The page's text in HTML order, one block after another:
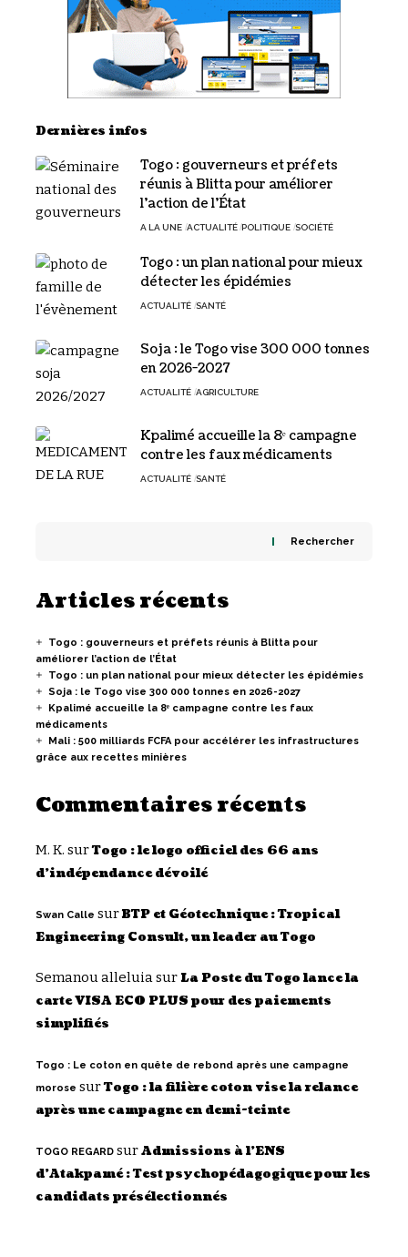
Dernières infos
Togo : gouverneurs et préfets
réunis à Blitta pour améliorer
l’action de l’État
A LA UNE ACTUALITÉ POLITIQUE SOCIÉTÉ
Togo : un plan national pour mieux
détecter les épidémies
ACTUALITÉ SANTÉ
Soja : le Togo vise 300 000 tonnes
en 2026-2027
ACTUALITÉ AGRICULTURE
Kpalimé accueille la 8ᵉ campagne
contre les faux médicaments
ACTUALITÉ SANTÉ
Rechercher
Articles récents
Togo : gouverneurs et préfets réunis à Blitta pour
améliorer l’action de l’État
Togo : un plan national pour mieux détecter les épidémies
Soja : le Togo vise 300 000 tonnes en 2026-2027
Kpalimé accueille la 8ᵉ campagne contre les faux
médicaments
Mali : 500 milliards FCFA pour accélérer les infrastructures
grâce aux recettes minières
Commentaires récents
M. K. surTogo : le logo officiel des 66 ans
d’indépendance dévoilé
Swan Calle surBTP et Géotechnique : Tropical
Engineering Consult, un leader au Togo
Semanou alleluiasurLa Poste du Togo lance la
carte VISA ECO PLUS pour des paiements
simplifiés
Togo : Le coton en quête de rebond après une campagne
morose surTogo : la filière coton vise la relance
après une campagne en demi-teinte
TOGO REGARD surAdmissions à l’ENS
d’Atakpamé : Test psychopédagogique pour les
candidats présélectionnés